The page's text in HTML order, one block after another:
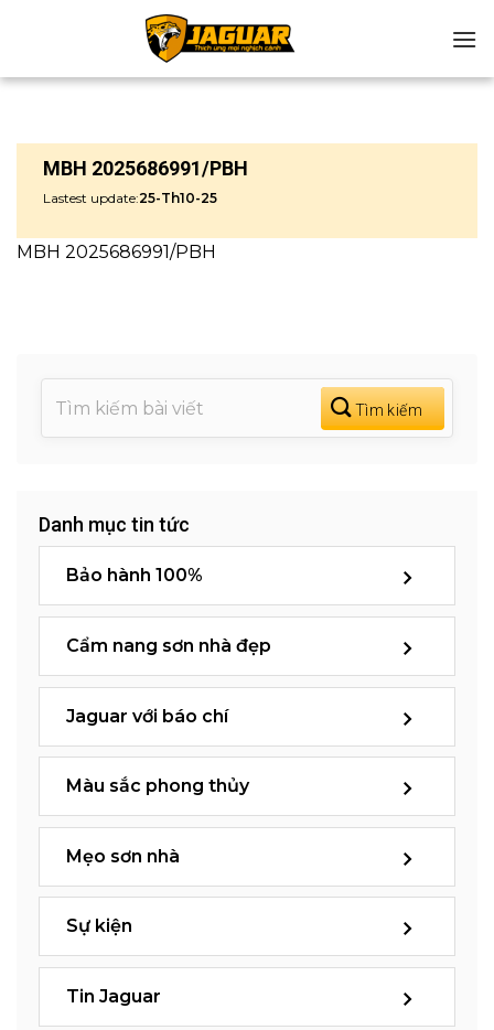
MBH 2025686991/PBH
Lastest update:25-Th10-25
MBH 2025686991/PBH
Danh mục tin tức
Bảo hành 100%
Cẩm nang sơn nhà đẹp
Jaguar với báo chí
Màu sắc phong thủy
Mẹo sơn nhà
Sự kiện
Tin Jaguar